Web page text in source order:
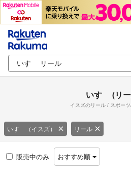
いすゞ (リ
イスズのリール / スポー
いすゞ（イスズ） リール
販売中のみ おすすめ順